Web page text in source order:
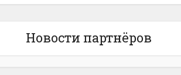
Новости партнёров